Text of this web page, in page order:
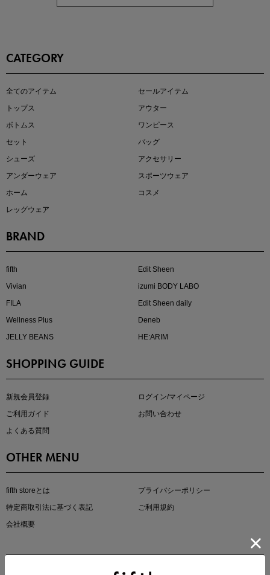
即戦力アイテム続々対象
大人の着映えアイテム5選
マストバイアイテム
CATEGORY
全てのアイテム
セールアイテム
トップス
アウター
ボトムス
ワンピース
セット
バッグ
シューズ
アクセサリー
アンダーウェア
スポーツウェア
ホーム
コスメ
レッグウェア
BRAND
fifth
Edit Sheen
Vivian
izumi BODY LABO
FILA
Edit Sheen daily
Wellness Plus
Deneb
JELLY BEANS
HE:ARIM
SHOPPING GUIDE
新規会員登録
ログイン/マイページ
ご利用ガイド
お問い合わせ
よくある質問
OTHER MENU
fifth storeとは
プライバシーポリシー
特定商取引法に基づく表記
ご利用規約
会社概要